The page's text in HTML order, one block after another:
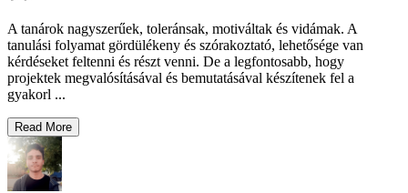
A tanárok nagyszerűek, toleránsak, motiváltak és vidámak. A
tanulási folyamat gördülékeny és szórakoztató, lehetősége van
kérdéseket feltenni és részt venni. De a legfontosabb, hogy
projektek megvalósításával és bemutatásával készítenek fel a
gyakorl ...
Read More